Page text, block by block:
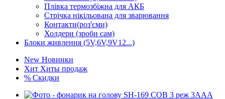
Плівка термозбіжна для АКБ
Стрічка нікільована для зварювання
Контакти(роз'єми)
Холдери (зроби сам)
Блоки живлення (5V,6V,9V12...)
New Новинки
Хит Хиты продаж
% Скидки